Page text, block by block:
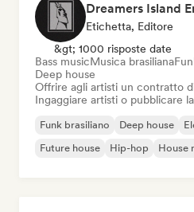
Dreamers Island
Etichetta, Editore
&gt; 1000 risposte date
Bass musicMusica brasiliana
Deep house
Offrire agli artisti un contratto
Ingaggiare artisti o pubblicare
Funk brasiliano Deep house
Future house
Hip-hop House